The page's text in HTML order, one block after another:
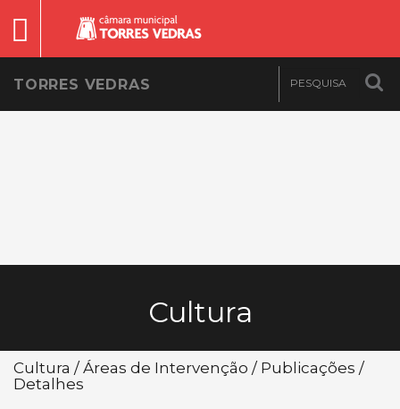
TORRES VEDRAS
Cultura
Cultura / Áreas de Intervenção / Publicações /
Detalhes